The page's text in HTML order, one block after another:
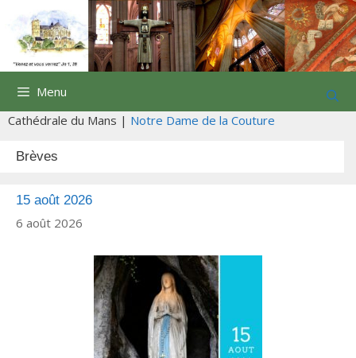
contenu
Menu
Cathédrale du Mans | Notre Dame de la Couture
Brèves
15 août 2026
6 août 2026